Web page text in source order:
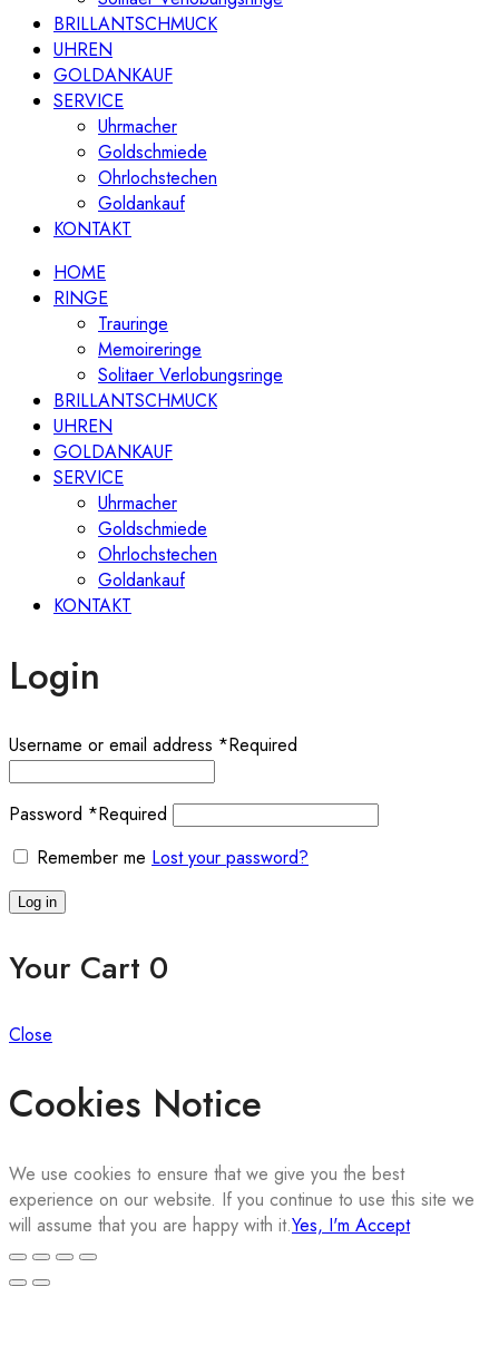
BRILLANTSCHMUCK
UHREN
GOLDANKAUF
SERVICE
Uhrmacher
Goldschmiede
Ohrlochstechen
Goldankauf
KONTAKT
HOME
RINGE
Trauringe
Memoireringe
Solitaer Verlobungsringe
BRILLANTSCHMUCK
UHREN
GOLDANKAUF
SERVICE
Uhrmacher
Goldschmiede
Ohrlochstechen
Goldankauf
KONTAKT
Login
Username or email address *Required
Password *Required
Remember me Lost your password?
Log in
Your Cart 0
Close
Cookies Notice
We use cookies to ensure that we give you the best
experience on our website. If you continue to use this site we
will assume that you are happy with it.Yes, I'm Accept